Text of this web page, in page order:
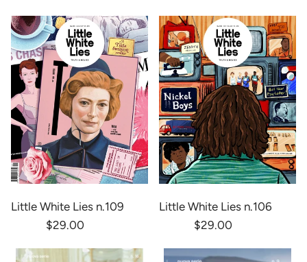
Little White Lies n.109
$29.00
Little White Lies n.106
$29.00